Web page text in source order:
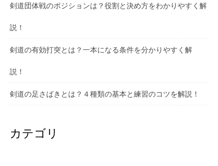
剣道団体戦のポジションは？役割と決め方をわかりやすく解
説！
剣道の有効打突とは？一本になる条件を分かりやすく解
説！
剣道の足さばきとは？４種類の基本と練習のコツを解説！
カテゴリ